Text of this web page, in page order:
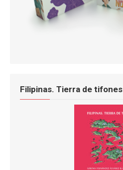
Filipinas. Tierra de tifones